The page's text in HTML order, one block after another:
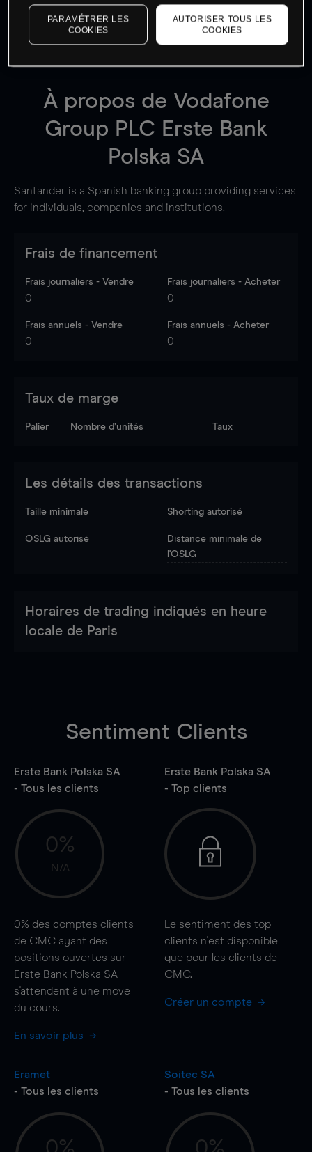
À propos de Vodafone
Group PLC Erste Bank
Polska SA
Santander is a Spanish banking group providing services
for individuals, companies and institutions.
Frais de financement
Frais journaliers - Vendre
0
Frais journaliers - Acheter
0
Frais annuels - Vendre
0
Frais annuels - Acheter
0
Taux de marge
Palier Nombre d’unités Taux
Les détails des transactions
Taille minimale Shorting autorisé
OSLG autorisé
Distance minimale de
l'OSLG
Horaires de trading indiqués en heure
locale de Paris
Sentiment Clients
Erste Bank Polska SA
- Tous les clients
0%
N/A
0% des comptes clients
de CMC ayant des
positions ouvertes sur
Erste Bank Polska SA
s'attendent à une move
du cours.
En savoir plus
Erste Bank Polska SA
- Top clients
Le sentiment des top
clients n'est disponible
que pour les clients de
CMC.
Créer un compte
Eramet
- Tous les clients
Soitec SA
- Tous les clients
PARAMÉTRER LES
COOKIES
AUTORISER TOUS LES
COOKIES